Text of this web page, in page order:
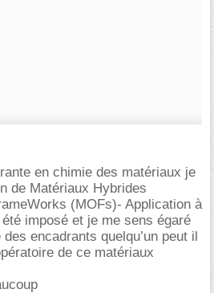
en chimie des matériaux je
de Matériaux Hybrides
(MOFs)- Application à
imposé et je me sens égaré
encadrants quelqu’un peut il
de ce matériaux